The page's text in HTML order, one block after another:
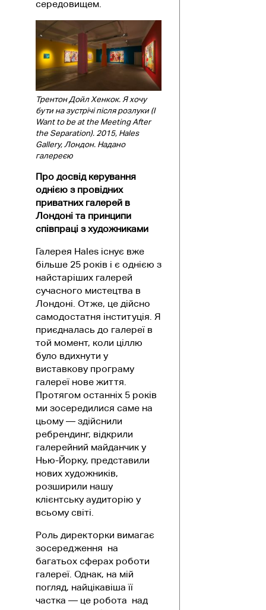
середовищем.
Трентон Дойл Хенкок. Я хочу
бути на зустрічі після розлуки (I
Want to be at the Meeting After
the Separation). 2015, Hales
Gallery, Лондон. Надано
галереєю
Про досвід керування
однією з провідних
приватних галерей в
Лондоні та принципи
співпраці з художниками
Галерея Hales існує вже
більше 25 років і є однією з
найстаріших галерей
сучасного мистецтва в
Лондоні. Отже, це дійсно
самодостатня інституція. Я
приєдналась до галереї в
той момент, коли ціллю
було вдихнути у
виставкову програму
галереї нове життя.
Протягом останніх 5 років
ми зосередилися саме на
цьому — здійснили
ребрендинг, відкрили
галерейний майданчик у
Нью-Йорку, представили
нових художників,
розширили нашу
клієнтську аудиторію у
всьому світі.
Роль директорки вимагає
зосередження на
багатьох сферах роботи
галереї. Однак, на мій
погляд, найцікавіша її
частка — це робота над